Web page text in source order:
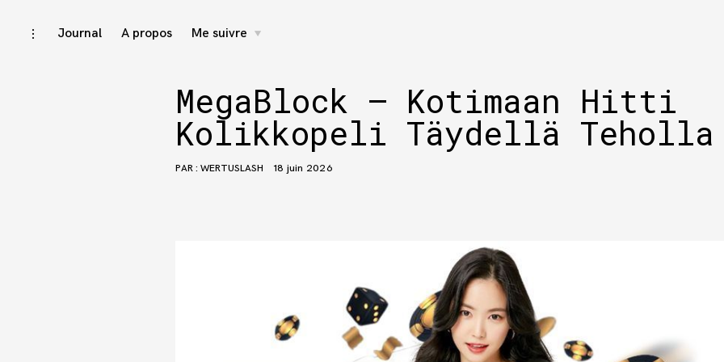
Accéder
activer/désactiver
Journal A propos Me suivre
toggle
MegaBlock – Kotimaan Hitti
Kolikkopeli Täydellä Teholla
PAR : WERTUSLASH 18 juin 2026